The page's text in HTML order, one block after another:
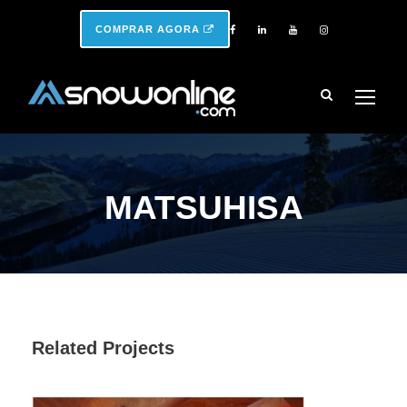
COMPRAR AGORA
MATSUHISA
Related Projects